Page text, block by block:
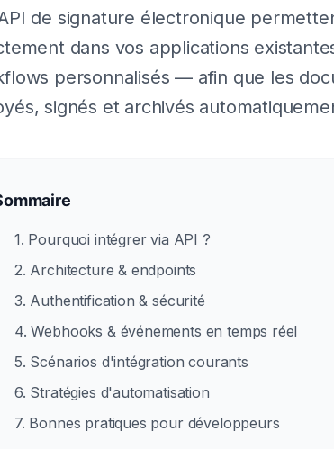
de signature électronique
dans vos applications
personnalisés — afin que les
signés et archivés
1. Pourquoi intégrer via API ?
2. Architecture & endpoints
3. Authentification & sécurité
4. Webhooks & événements en temps réel
5. Scénarios d'intégration courants
6. Stratégies d'automatisation
7. Bonnes pratiques pour développeurs